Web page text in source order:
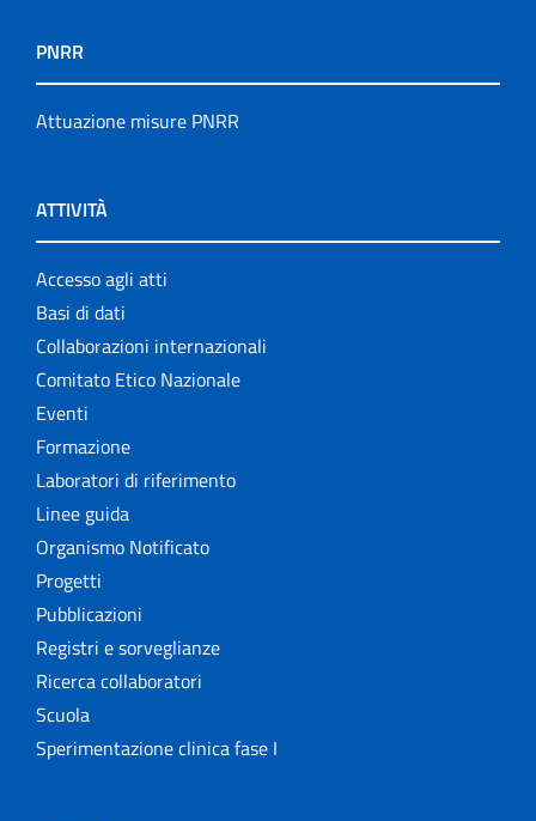
PNRR
Attuazione misure PNRR
ATTIVITÀ
Accesso agli atti
Basi di dati
Collaborazioni internazionali
Comitato Etico Nazionale
Eventi
Formazione
Laboratori di riferimento
Linee guida
Organismo Notificato
Progetti
Pubblicazioni
Registri e sorveglianze
Ricerca collaboratori
Scuola
Sperimentazione clinica fase I